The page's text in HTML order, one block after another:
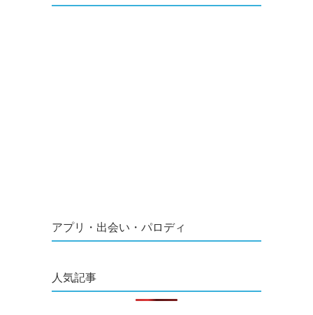
アプリ・出会い・パロディ
人気記事